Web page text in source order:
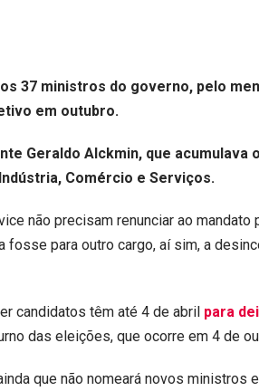
37 ministros do governo, pelo
em outubro.
Geraldo Alckmin, que acumulava
Comércio e Serviços.
não precisam renunciar ao mandato
fosse para outro cargo, aí sim, a
candidatos têm até 4 de abril para
das eleições, que ocorre em 4 de
que não nomeará novos ministros